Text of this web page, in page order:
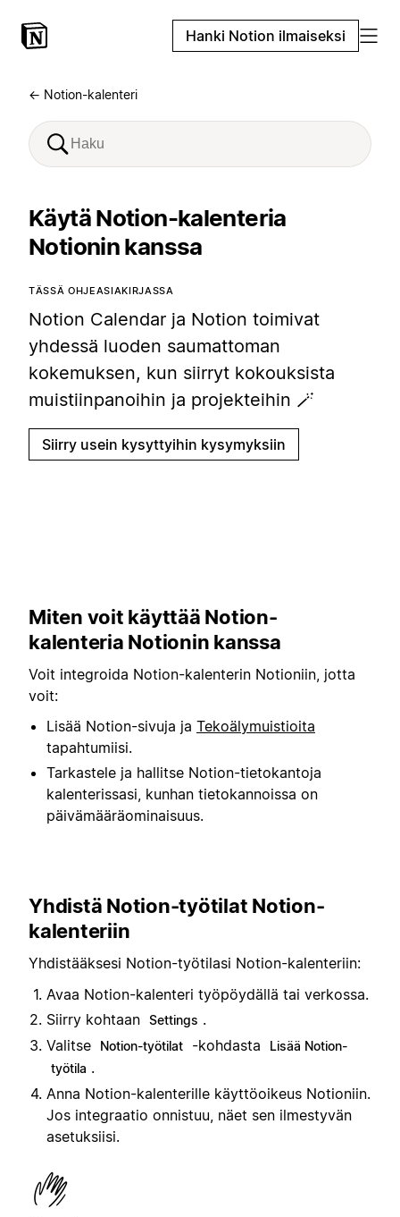
Hanki Notion ilmaiseksi
← Notion-kalenteri
Käytä Notion-kalenteria
Notionin kanssa
TÄSSÄ OHJEASIAKIRJASSA
Notion Calendar ja Notion toimivat
yhdessä luoden saumattoman
kokemuksen, kun siirryt kokouksista
muistiinpanoihin ja projekteihin 🪄
Siirry usein kysyttyihin kysymyksiin
Miten voit käyttää Notion-
kalenteria Notionin kanssa
Voit integroida Notion-kalenterin Notioniin, jotta
voit:
Lisää Notion-sivuja ja Tekoälymuistioita
tapahtumiisi.
Tarkastele ja hallitse Notion-tietokantoja
kalenterissasi, kunhan tietokannoissa on
päivämääräominaisuus.
Yhdistä Notion-työtilat Notion-
kalenteriin
Yhdistääksesi Notion-työtilasi Notion-kalenteriin:
Avaa Notion-kalenteri työpöydällä tai verkossa.
Siirry kohtaan Settings .
Valitse
Notion-työtilat -kohdasta
Lisää Notion-
työtila .
Anna Notion-kalenterille käyttöoikeus Notioniin.
Jos integraatio onnistuu, näet sen ilmestyvän
asetuksiisi.